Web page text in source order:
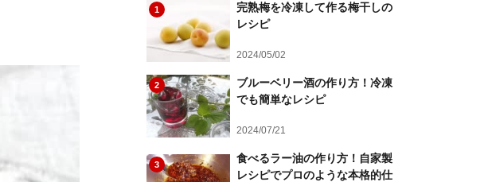
1
完熟梅を冷凍して作る梅干しの
レシピ
2024/05/02
2
ブルーベリー酒の作り方！冷凍
でも簡単なレシピ
2024/07/21
3
食べるラー油の作り方！自家製
レシピでプロのような本格的仕